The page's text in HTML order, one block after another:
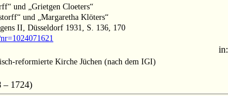
und „Grietgen Cloeters“
und „Margaretha Klöters“
II, Düsseldorf 1931, S. 136, 170
in:
reformierte Kirche Jüchen (nach dem IGI)
– 1724)